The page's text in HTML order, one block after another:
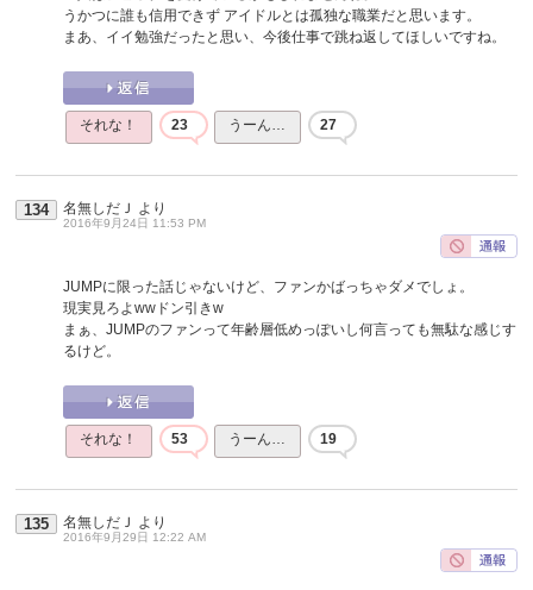
うかつに誰も信用できず アイドルとは孤独な職業だと思います。
まあ、イイ勉強だったと思い、今後仕事で跳ね返してほしいですね。
それな！ 23 うーん… 27
134 名無しだＪ より
2016年9月24日 11:53 PM
JUMPに限った話じゃないけど、ファンかばっちゃダメでしょ。
現実見ろよwwドン引きw
まぁ、JUMPのファンって年齢層低めっぽいし何言っても無駄な感じす
るけど。
それな！ 53 うーん… 19
135 名無しだＪ より
2016年9月29日 12:22 AM